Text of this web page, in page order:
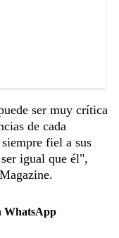
ser muy crítica
de cada
fiel a sus
igual que él",
WhatsApp